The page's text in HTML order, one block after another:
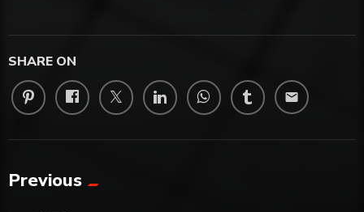
SHARE ON
email
Previous